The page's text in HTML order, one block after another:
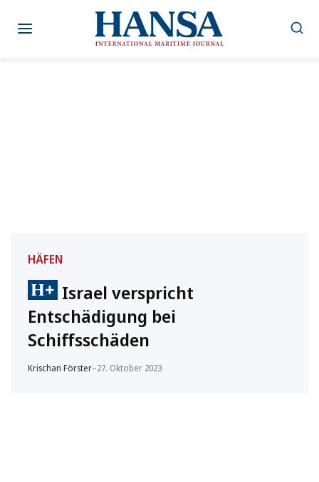
Inhalt
HÄFEN
Israel verspricht
Entschädigung bei
Schiffsschäden
Krischan Förster–27. Oktober 2023